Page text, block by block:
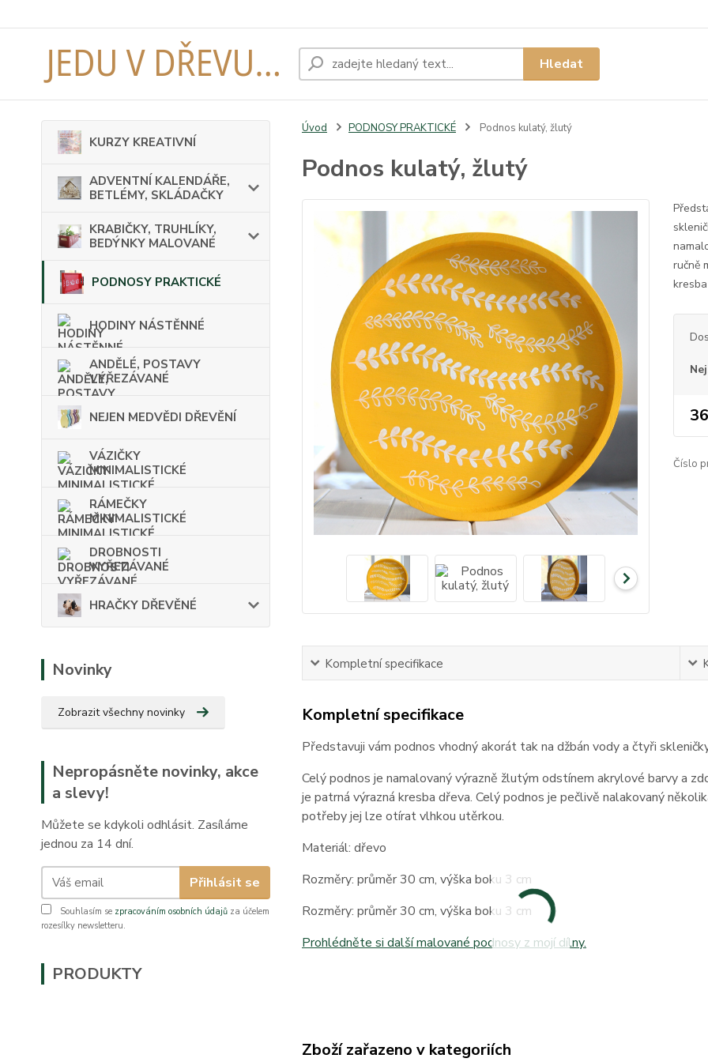
Hledat
KURZY KREATIVNÍ
ADVENTNÍ KALENDÁŘE,
BETLÉMY, SKLÁDAČKY
KRABIČKY, TRUHLÍKY,
BEDÝNKY MALOVANÉ
PODNOSY PRAKTICKÉ
HODINY NÁSTĚNNÉ
ANDĚLÉ, POSTAVY
VYŘEZÁVANÉ
NEJEN MEDVĚDI DŘEVĚNÍ
VÁZIČKY
MINIMALISTICKÉ
RÁMEČKY
MINIMALISTICKÉ
DROBNOSTI
VYŘEZÁVANÉ
HRAČKY DŘEVĚNÉ
Novinky
Zobrazit všechny novinky
Nepropásněte novinky, akce
a slevy!
Můžete se kdykoli odhlásit. Zasíláme
jednou za 14 dní.
Přihlásit se
Souhlasím se zpracováním osobních údajů za účelem
rozesílky newsletteru.
PRODUKTY
Úvod PODNOSY PRAKTICKÉ Podnos kulatý, žlutý
Podnos kulatý, žlutý
ručně
Číslo
Kompletní specifikace
Kompletní specifikace
Představuji vám podnos vhodný akorát tak na džbán vody a čtyři
Celý podnos je namalovaný výrazně žlutým odstínem akrylové barvy a
je patrná výrazná kresba dřeva. Celý podnos je pečlivě nalakovaný
potřeby jej lze otírat vlhkou utěrkou.
Materiál: dřevo
Rozměry: průměr 30 cm, výška boku 3 cm
Rozměry: průměr 30 cm, výška boku 3 cm
Prohlédněte si další malované podnosy z mojí dílny.
Zboží zařazeno v kategoriích